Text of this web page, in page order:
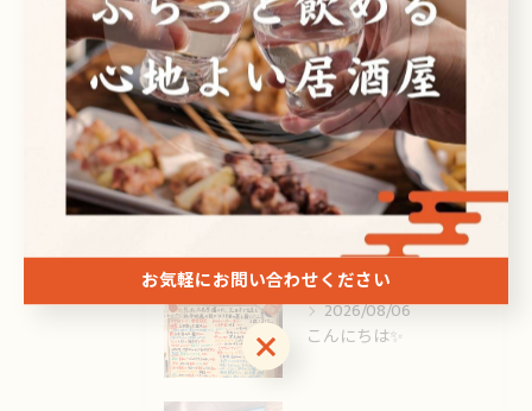
最近の投稿 Recent Posts
2026/08/07
こんにちは😊
2026/08/06
こんにちは✨️
お気軽にお問い合わせください
お気軽にお問い合わせください